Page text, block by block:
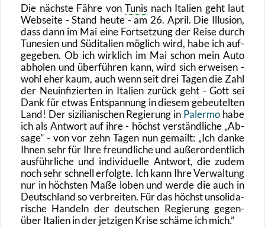
Die nächs­te Fähre von Tunis nach Ita­li­en geht laut
Web­sei­te - Stand heute - am 26. April. Die Il­lu­si­on,
dass dann im Mai eine Fort­set­zung der Reise durch
Tu­ne­si­en und Süd­ita­li­en mög­lich wird, habe ich auf­
ge­ge­ben. Ob ich wirk­lich im Mai schon mein Auto
ab­ho­len und über­füh­ren kann, wird sich er­wei­sen -
wohl eher kaum, auch wenn seit drei Tagen die Zahl
der Neu­in­fi­zier­ten in Ita­li­en zu­rück geht - Gott sei
Dank für etwas Ent­span­nung in die­sem ge­beu­tel­ten
Land! Der si­zi­lia­ni­schen Re­gie­rung in Pa­ler­mo habe
ich als Ant­wort auf ihre - höchst ver­ständ­li­che Ab­
sa­ge - von vor zehn Tagen nun ge­mailt: Ich danke
Ihnen sehr für Ihre freund­li­che und au­ßer­or­dent­lich
aus­führ­li­che und in­di­vi­du­el­le Ant­wort, die zudem
noch sehr schnell er­folg­te. Ich kann Ihre Ver­wal­tung
nur in höchs­ten Maße loben und werde die auch in
Deutsch­land so ver­brei­ten. Für das höchst un­so­li­da­
ri­sche Han­deln der deut­schen Re­gie­rung ge­gen­
über Ita­li­en in der jet­zi­gen Krise schä­me ich mich.